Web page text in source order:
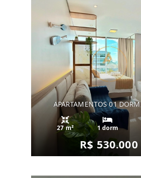
APARTAMENTOS 01
27 m² 1 dorm
R$ 530.000